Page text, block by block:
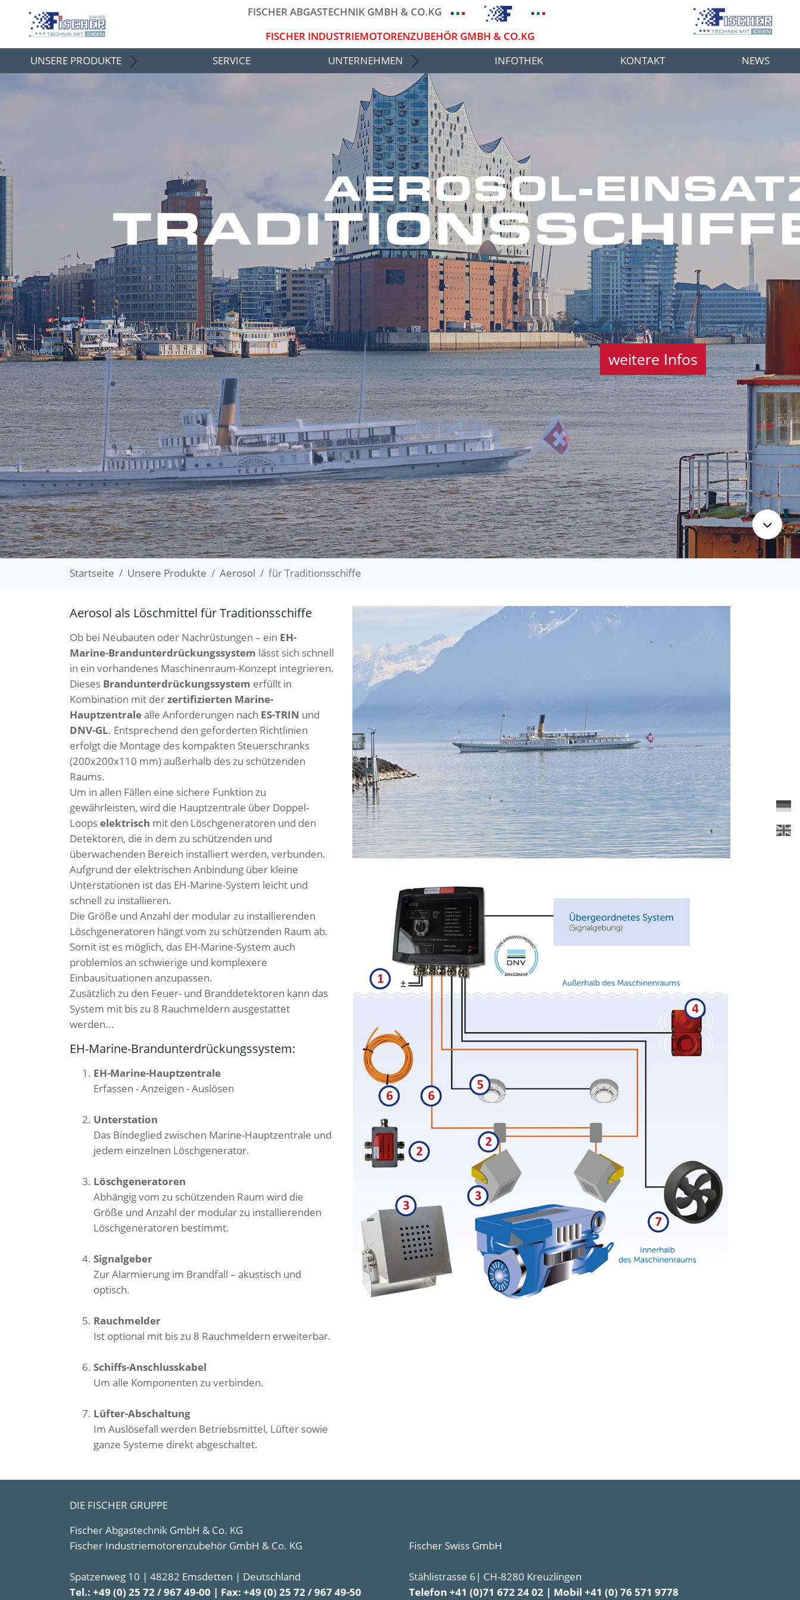
FISCHER ABGASTECHNIK GMBH & CO.KG
FISCHER INDUSTRIEMOTORENZUBEHÖR GMBH & CO.KG
UNSERE PRODUKTE
SERVICE UNTERNEHMEN INFOTHEK KONTAKT NEWS
weitere Infos
Startseite Unsere Produkte Aerosol für Traditionsschiffe
Aerosol als Löschmittel für Traditionsschiffe
Ob bei Neubauten oder Nachrüstungen – ein EH-
Marine-Brandunterdrückungssystem lässt sich schnell
in ein vorhandenes Maschinenraum-Konzept integrieren.
Dieses Brandunterdrückungssystem erfüllt in
Kombination mit derzertifizierten Marine-
Hauptzentralealle Anforderungen nach ES-TRIN und
DNV-GL. Entsprechend den geforderten Richtlinien
erfolgt die Montage des kompakten Steuerschranks
(200x200x110 mm) außerhalb des zu schützenden
Raums.
Um in allen Fällen eine sichere Funktion zu
gewährleisten, wird die Hauptzentrale über Doppel-
Loopselektrisch mit den Löschgeneratoren und den
Detektoren, die in dem zu schützenden und
überwachenden Bereich installiert werden, verbunden.
Aufgrund der elektrischen Anbindung über kleine
Unterstationen ist das EH-Marine-System leicht und
schnell zu installieren.
Die Größe und Anzahl der modular zu installierenden
Löschgeneratoren hängt vom zu schützenden Raum ab.
Somit ist es möglich, das EH-Marine-System auch
problemlos an schwierige und komplexere
Einbausituationen anzupassen.
Zusätzlich zu den Feuer- und Branddetektoren kann das
System mit bis zu 8 Rauchmeldern ausgestattet
werden...
EH-Marine-Brandunterdrückungssystem:
EH-Marine-Hauptzentrale
Erfassen - Anzeigen - Auslösen
Unterstation
Das Bindeglied zwischen Marine-Hauptzentrale und
jedem einzelnen Löschgenerator.
Löschgeneratoren
Abhängig vom zu schützenden Raum wird die
Größe und Anzahl der modular zu installierenden
Löschgeneratoren bestimmt.
Signalgeber
Zur Alarmierung im Brandfall – akustisch und
optisch.
Rauchmelder
Ist optional mit bis zu 8 Rauchmeldern erweiterbar.
Schiffs-Anschlusskabel
Um alle Komponenten zu verbinden.
Lüfter-Abschaltung
Im Auslösefall werden Betriebsmittel, Lüfter sowie
ganze Systeme direkt abgeschaltet.
DIE FISCHER GRUPPE
Fischer Abgastechnik GmbH & Co. KG
Fischer Industriemotorenzubehör GmbH & Co. KG
Spatzenweg 10 | 48282 Emsdetten | Deutschland
Tel.: +49 (0) 25 72 / 967 49-00 | Fax: +49 (0) 25 72 / 967 49-50
Fischer Swiss GmbH
Stählistrasse 6| CH-8280 Kreuzlingen
Telefon +41 (0)71 672 24 02 | Mobil +41 (0) 76 571 9778